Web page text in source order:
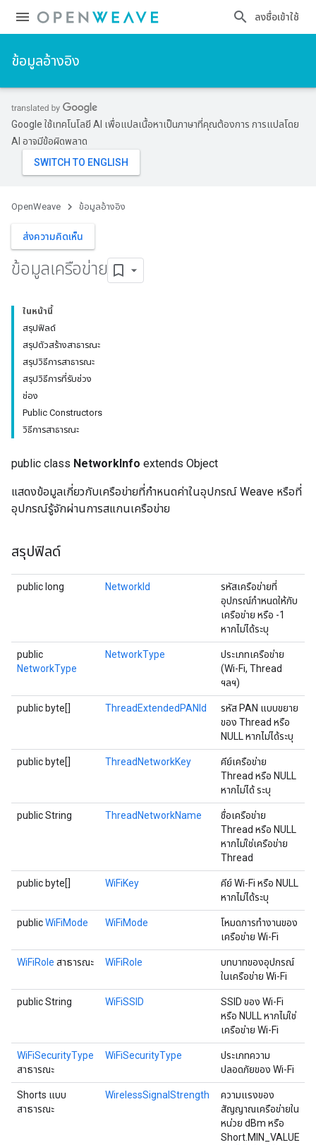
ลงชื่อเข้าใช้
ข้อมูลอ้างอิง
Google ใช้เทคโนโลยี AI เพื่อแปลเนื้อหาเป็นภาษาที่คุณต้องการ การแปลโดย
AI อาจมีข้อผิดพลาด
OpenWeave ข้อมูลอ้างอิง
ส่งความคิดเห็น
ข้อมูลเครือข่าย
ในหน้านี้
สรุปฟิลด์
สรุปตัวสร้างสาธารณะ
สรุปวิธีการสาธารณะ
สรุปวิธีการที่รับช่วง
ช่อง
Public Constructors
วิธีการสาธารณะ
public class NetworkInfo extends Object
แสดงข้อมูลเกี่ยวกับเครือข่ายที่กำหนดค่าในอุปกรณ์ Weave หรือที่
อุปกรณ์รู้จักผ่านการสแกนเครือข่าย
สรุปฟิลด์
public long NetworkId
รหัสเครือข่ายที่
อุปกรณ์กำหนดให้กับ
เครือข่าย หรือ -1
หากไม่ได้ระบุ
public
NetworkType
NetworkType
ประเภทเครือข่าย
(Wi-Fi, Thread
ฯลฯ)
public byte[] ThreadExtendedPANId
รหัส PAN แบบขยาย
ของ Thread หรือ
NULL หากไม่ได้ระบุ
public byte[] ThreadNetworkKey
คีย์เครือข่าย
Thread หรือ NULL
หากไม่ได้ ระบุ
public String ThreadNetworkName
ชื่อเครือข่าย
Thread หรือ NULL
หากไม่ใช่เครือข่าย
Thread
public byte[] WiFiKey
คีย์ Wi-Fi หรือ NULL
หากไม่ได้ระบุ
publicWiFiMode WiFiMode
โหมดการทำงานของ
เครือข่าย Wi-Fi
WiFiRole สาธารณะ WiFiRole
บทบาทของอุปกรณ์
ในเครือข่าย Wi-Fi
public String WiFiSSID
SSID ของ Wi-Fi
หรือ NULL หากไม่ใช่
เครือข่าย Wi-Fi
WiFiSecurityType
สาธารณะ
WiFiSecurityType
ประเภทความ
ปลอดภัยของ Wi-Fi
Shorts แบบ
สาธารณะ
WirelessSignalStrength
ความแรงของ
สัญญาณเครือข่ายใน
หน่วย dBm หรือ
Short.MIN_VALUE